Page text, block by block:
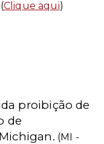
(Clique aqui)
proibição de
de
(MI -